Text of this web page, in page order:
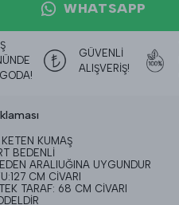
WHATSAPP
GÜVENLİ
ALIŞVERİŞ!
KUMAŞ
BEDENLİ
ARALIUĞINA UYGUNDUR
CM CİVARI
TARAF: 68 CM CİVARI